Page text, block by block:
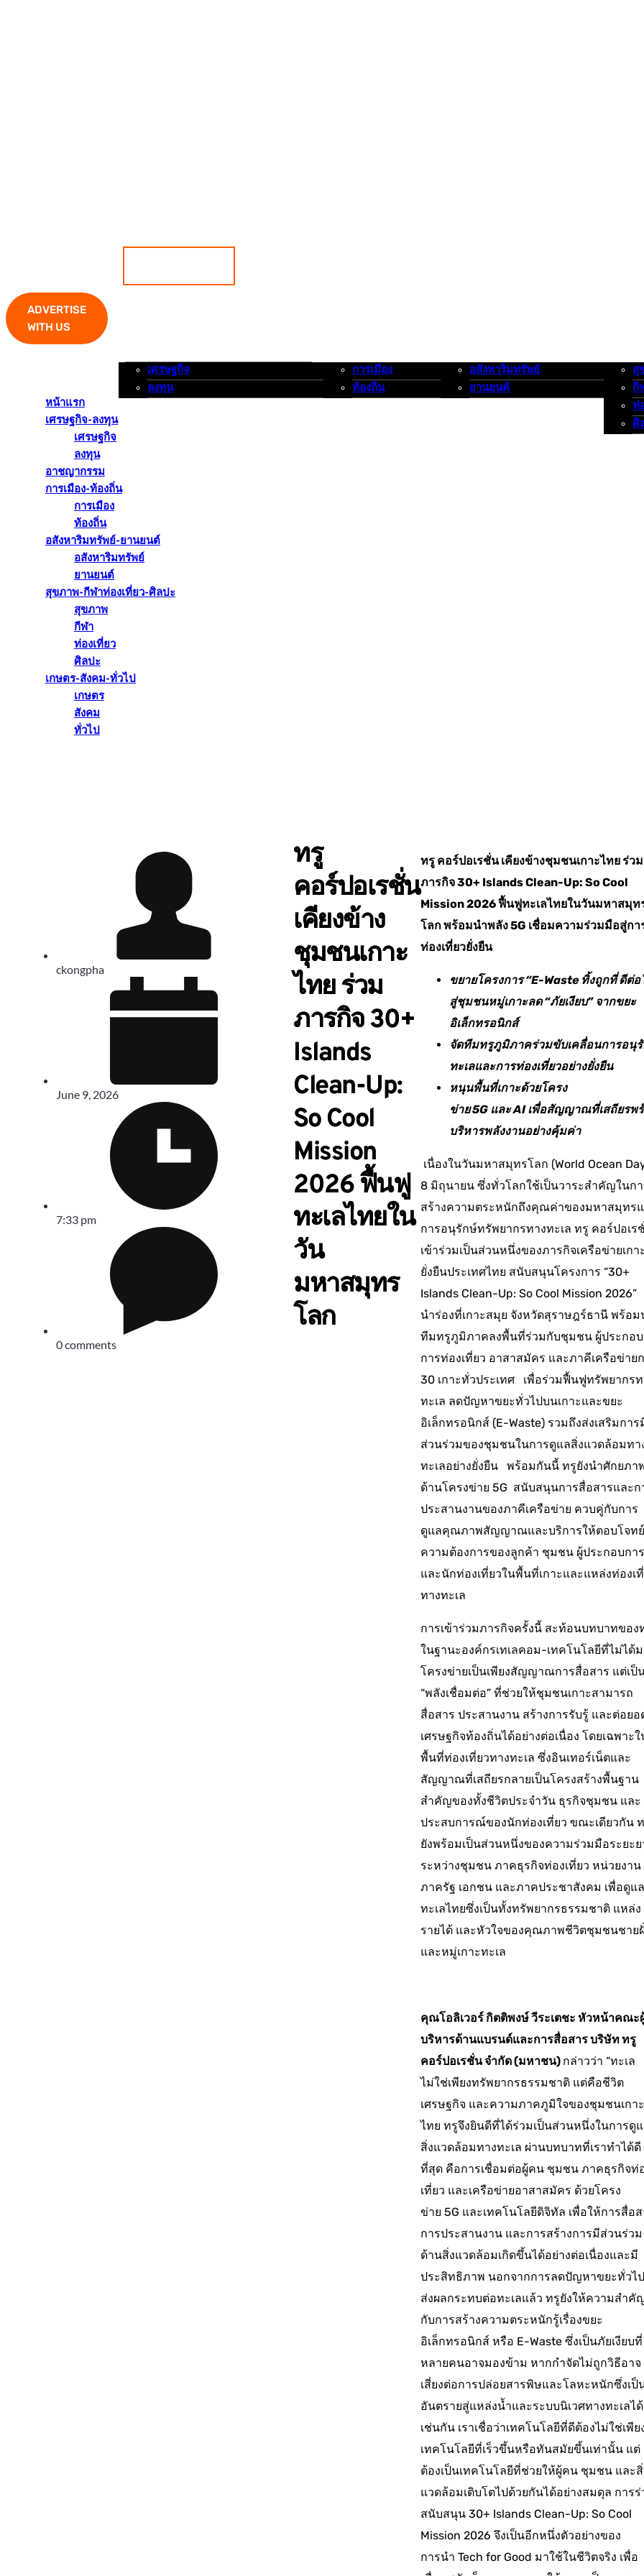
ADVERTISE
WITH US
เศรษฐกิจ-ลงทุน
เศรษฐกิจ
ลงทุน
การเมือง-ท้องถิ่น
การเมือง
ท้องถิ่น
อสังหาริมทรัพย์-ยานยนต์
อสังหาริมทรัพย์
ยานยนต์
สุขภ
สุ
กี
ท่
ศิ
หน้าแรก
เศรษฐกิจ-ลงทุน
เศรษฐกิจ
ลงทุน
อาชญากรรม
การเมือง-ท้องถิ่น
การเมือง
ท้องถิ่น
อสังหาริมทรัพย์-ยานยนต์
อสังหาริมทรัพย์
ยานยนต์
สุขภาพ-กีฬาท่องเที่ยว-ศิลปะ
สุขภาพ
กีฬา
ท่องเที่ยว
ศิลปะ
เกษตร-สังคม-ทั่วไป
เกษตร
สังคม
ทั่วไป
ckongpha
June 9, 2026
7:33 pm
0 comments
ทรู
คอร์ปอเรชั่น
เคียงข้าง
ชุมชนเกาะ
ไทย ร่วม
ภารกิจ 30+
Islands
Clean-Up:
So Cool
Mission
2026 ฟื้นฟู
ทะเลไทยใน
วัน
มหาสมุทร
โลก
ทรู คอร์ปอเรชั่น เคียงข้างชุมชนเกาะไทย ร่วม
ภารกิจ30+ Islands Clean-Up: So Cool
Mission 2026ฟื้นฟูทะเลไทยในวันมหาสมุท
โลกพร้อมนำพลัง5G เชื่อมความร่วมมือสู่กา
ท่องเที่ยวยั่งยืน
ขยายโครงการ “E-Waste ทิ้งถูกที่ ดีต่อ
สู่ชุมชนหมู่เกาะลด “ภัยเงียบ” จากขยะ
อิเล็กทรอนิกส์
จัดทีมทรูภูมิภาคร่วมขับเคลื่อนการอนุ
ทะเลและการท่องเที่ยวอย่างยั่งยืน
หนุนพื้นที่เกาะด้วยโครง
ข่าย5G และAIเพื่อสัญญาณที่เสถียรพ
บริหารพลังงานอย่างคุ้มค่า
เนื่องในวันมหาสมุทรโลก (World Ocean
8 มิถุนายน ซึ่งทั่วโลกใช้เป็นวาระสำคัญในก
สร้างความตระหนักถึงคุณค่าของมหาสมุทร
การอนุรักษ์ทรัพยากรทางทะเล ทรู คอร์ปอเร
เข้าร่วมเป็นส่วนหนึ่งของภารกิจเครือข่ายเกา
ยั่งยืนประเทศไทย สนับสนุนโครงการ “30+
Islands Clean-Up: So Cool Mission 2026”
นำร่องที่เกาะสมุย จังหวัดสุราษฎร์ธานี พร้อม
ทีมทรูภูมิภาคลงพื้นที่ร่วมกับชุมชน ผู้ประกอบ
การท่องเที่ยว อาสาสมัคร และภาคีเครือข่าย
30 เกาะทั่วประเทศ เพื่อร่วมฟื้นฟูทรัพยากรท
ทะเล ลดปัญหาขยะทั่วไปบนเกาะและขยะ
อิเล็กทรอนิกส์ (E-Waste) รวมถึงส่งเสริมการ
ส่วนร่วมของชุมชนในการดูแลสิ่งแวดล้อมทา
ทะเลอย่างยั่งยืน พร้อมกันนี้ ทรูยังนำศักยภา
ด้านโครงข่าย 5G สนับสนุนการสื่อสารและก
ประสานงานของภาคีเครือข่าย ควบคู่กับการ
ดูแลคุณภาพสัญญาณและบริการให้ตอบโจทย์
ความต้องการของลูกค้า ชุมชน ผู้ประกอบการ
และนักท่องเที่ยวในพื้นที่เกาะและแหล่งท่องเ
ทางทะเล
การเข้าร่วมภารกิจครั้งนี้ สะท้อนบทบาทของ
ในฐานะองค์กรเทเลคอม-เทคโนโลยีที่ไม่ได้
โครงข่ายเป็นเพียงสัญญาณการสื่อสาร แต่เป็
“พลังเชื่อมต่อ” ที่ช่วยให้ชุมชนเกาะสามารถ
สื่อสาร ประสานงาน สร้างการรับรู้ และต่อยอ
เศรษฐกิจท้องถิ่นได้อย่างต่อเนื่อง โดยเฉพาะใ
พื้นที่ท่องเที่ยวทางทะเล ซึ่งอินเทอร์เน็ตและ
สัญญาณที่เสถียรกลายเป็นโครงสร้างพื้นฐาน
สำคัญของทั้งชีวิตประจำวัน ธุรกิจชุมชน และ
ประสบการณ์ของนักท่องเที่ยว ขณะเดียวกัน
ยังพร้อมเป็นส่วนหนึ่งของความร่วมมือระยะย
ระหว่างชุมชน ภาคธุรกิจท่องเที่ยว หน่วยงาน
ภาครัฐ เอกชน และภาคประชาสังคม เพื่อดูแล
ทะเลไทยซึ่งเป็นทั้งทรัพยากรธรรมชาติ แหล่ง
รายได้ และหัวใจของคุณภาพชีวิตชุมชนชาย
และหมู่เกาะทะเล
คุณโอลิเวอร์ กิตติพงษ์ วีระเตชะ หัวหน้าคณะ
บริหารด้านแบรนด์และการสื่อสาร บริษัท ทรู
คอร์ปอเรชั่น จำกัด (มหาชน) กล่าวว่า “ทะเล
ไม่ใช่เพียงทรัพยากรธรรมชาติ แต่คือชีวิต
เศรษฐกิจ และความภาคภูมิใจของชุมชนเกาะ
ไทย ทรูจึงยินดีที่ได้ร่วมเป็นส่วนหนึ่งในการดู
สิ่งแวดล้อมทางทะเล ผ่านบทบาทที่เราทำได้ดี
ที่สุด คือการเชื่อมต่อผู้คน ชุมชน ภาคธุรกิจท่
เที่ยว และเครือข่ายอาสาสมัคร ด้วยโครง
ข่าย 5G และเทคโนโลยีดิจิทัล เพื่อให้การสื่อ
การประสานงาน และการสร้างการมีส่วนร่วม
ด้านสิ่งแวดล้อมเกิดขึ้นได้อย่างต่อเนื่องและมี
ประสิทธิภาพ นอกจากการลดปัญหาขยะทั่วไ
ส่งผลกระทบต่อทะเลแล้ว ทรูยังให้ความสำคั
กับการสร้างความตระหนักรู้เรื่องขยะ
อิเล็กทรอนิกส์ หรือ E-Waste ซึ่งเป็นภัยเงียบที่
หลายคนอาจมองข้าม หากกำจัดไม่ถูกวิธีอาจ
เสี่ยงต่อการปล่อยสารพิษและโลหะหนักซึ่งเป็
อันตรายสู่แหล่งน้ำและระบบนิเวศทางทะเลได้
เช่นกัน เราเชื่อว่าเทคโนโลยีที่ดีต้องไม่ใช่เพีย
เทคโนโลยีที่เร็วขึ้นหรือทันสมัยขึ้นเท่านั้น แต่
ต้องเป็นเทคโนโลยีที่ช่วยให้ผู้คน ชุมชน และสิ่
แวดล้อมเติบโตไปด้วยกันได้อย่างสมดุล การร่
สนับสนุน 30+ Islands Clean-Up: So Cool
Mission 2026 จึงเป็นอีกหนึ่งตัวอย่างของ
การนำ Tech for Good มาใช้ในชีวิตจริง เพื่อ